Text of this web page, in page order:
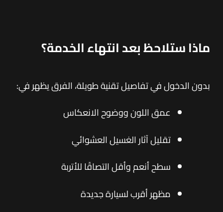
ماذا ستلاحظ بعد انتهاء الخدمة؟
بدون الدخول في تفاصيل تقنية طويلة، الفرق يظهر في:
عمق اللون ووضوح الانعكاس
تقليل آثار الغسيل العشوائي
سطح أنعم وأقل التصاقًا للأتربة
مظهر أقرب لسيارة جديدة